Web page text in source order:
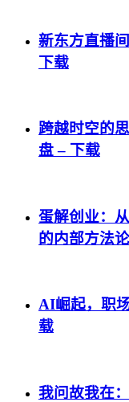
新东方直播
下载
跨越时空的
盘 – 下载
蛋解创业：
的内部方法
AI崛起，职
载
我问故我在